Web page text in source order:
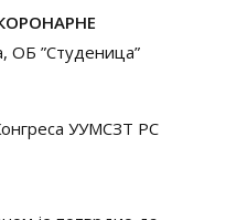
ОБ ”Студеница”
УУМСЗТ РС